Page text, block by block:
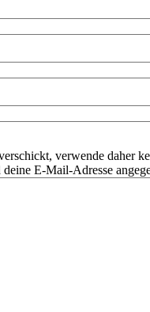
verwende daher
E-Mail-Adresse